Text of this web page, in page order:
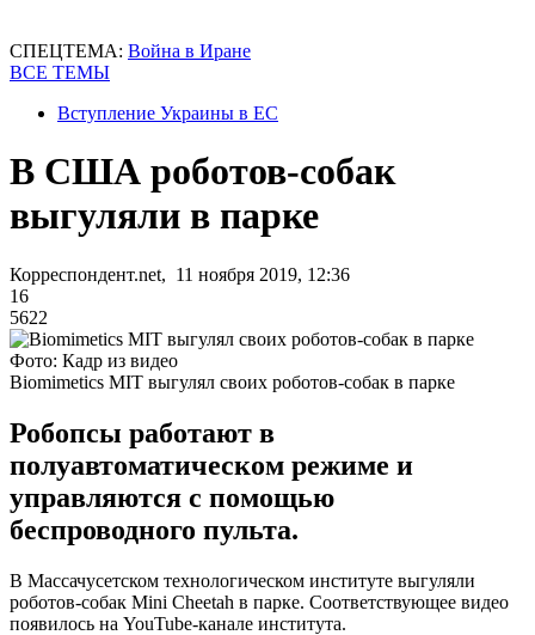
СПЕЦТЕМА: Война в Иране
ВСЕ ТЕМЫ
Вступление Украины в ЕС
В США роботов-собак
выгуляли в парке
Корреспондент.net, 11 ноября 2019, 12:36
16
5622
Фото: Кадр из видео
Biomimetics MIT выгулял своих роботов-собак в парке
Робопсы работают в
полуавтоматическом режиме и
управляются с помощью
беспроводного пульта.
В Массачусетском технологическом институте выгуляли
роботов-собак Mini Cheetah в парке. Соответствующее видео
появилось на YouTube-канале института.